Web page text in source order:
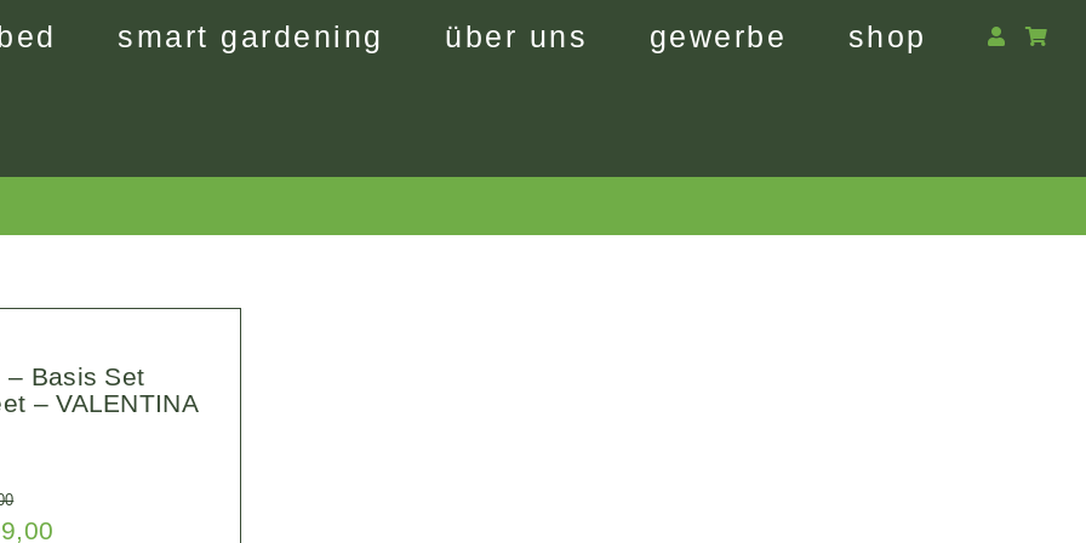
smart gardening über uns gewerbe shop
– Basis Set
– VALENTINA